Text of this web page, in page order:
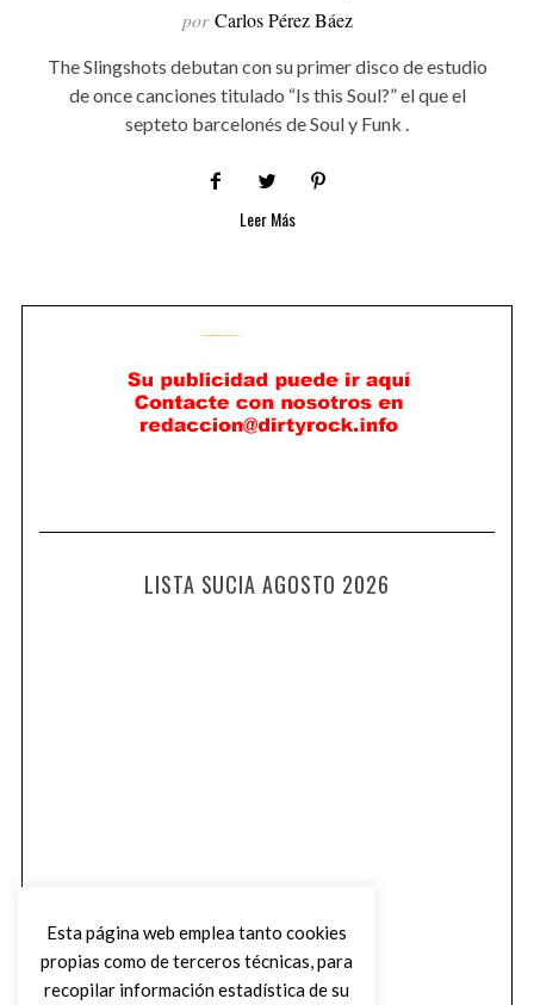
por Carlos Pérez Báez
The Slingshots debutan con su primer disco de estudio
de once canciones titulado “Is this Soul?” el que el
septeto barcelonés de Soul y Funk .
Leer Más
LISTA SUCIA AGOSTO 2026
Esta página web emplea tanto cookies
propias como de terceros técnicas, para
recopilar información estadística de su